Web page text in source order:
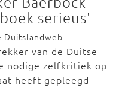
serieus'
Duitslandweb
van de Duitse
nodige zelfkritiek op
heeft gepleegd